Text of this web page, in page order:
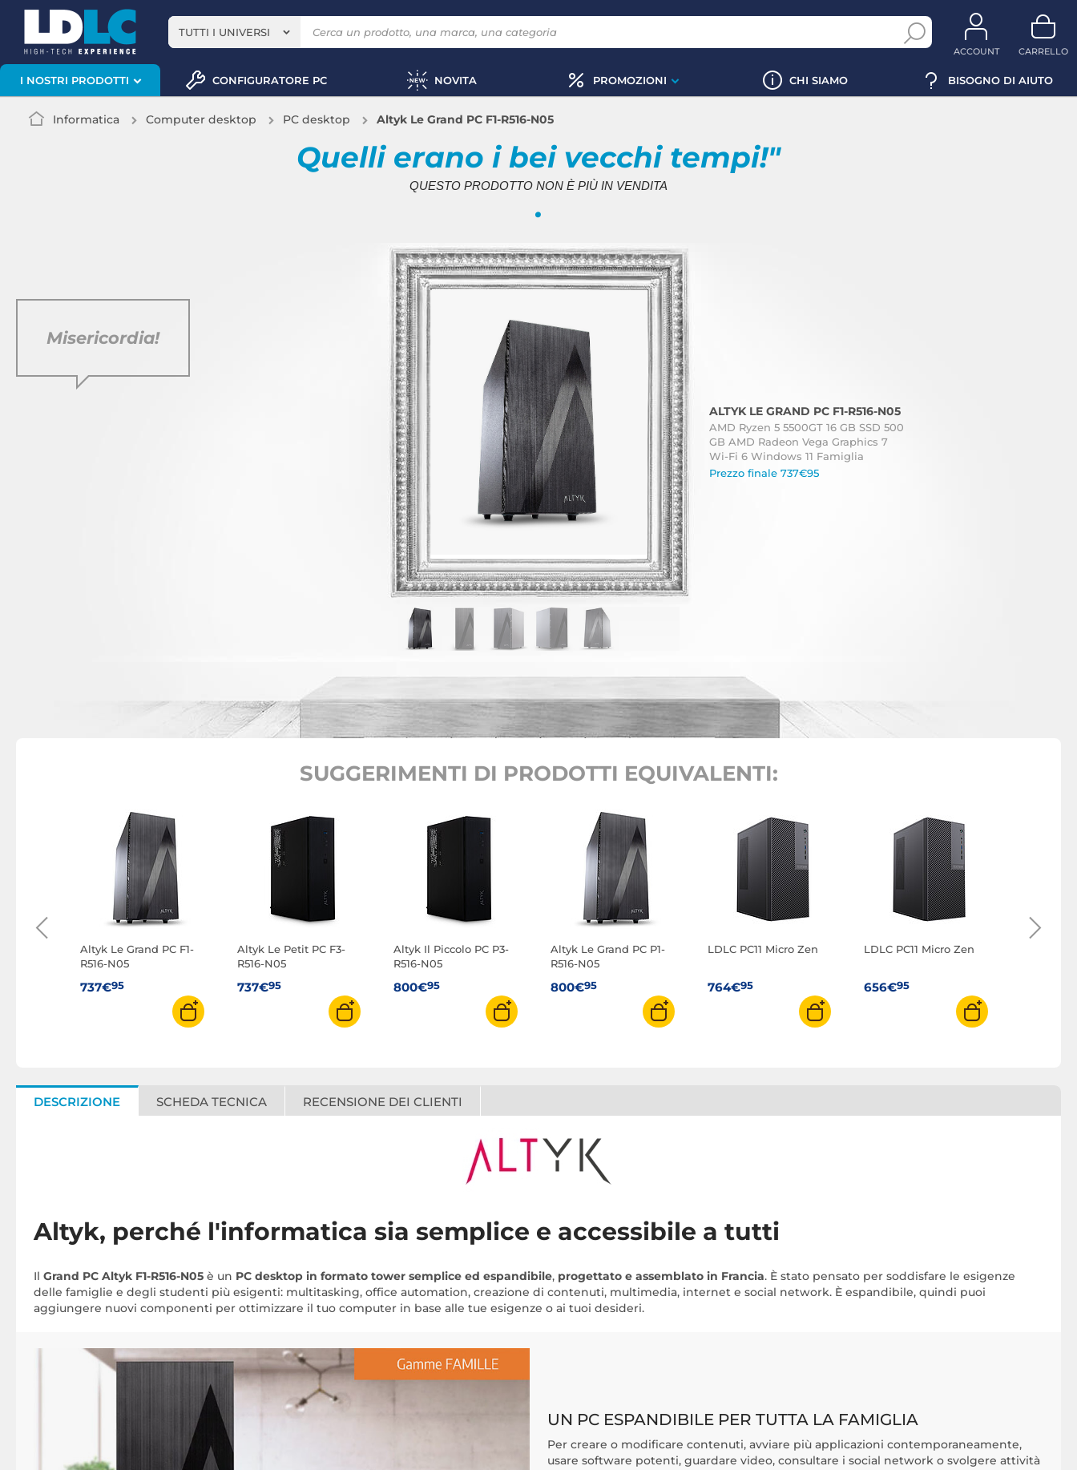
TUTTI I UNIVERSI
ACCOUNT CARRELLO
I NOSTRI PRODOTTI CONFIGURATORE PC NOVITA PROMOZIONI CHI SIAMO BISOGNO DI AIUTO
Informatica Computer desktop PC desktop Altyk Le Grand PC F1-R516-N05
Quelli erano i bei vecchi tempi!"
QUESTO PRODOTTO NON È PIÙ IN VENDITA
.
ALTYK LE GRAND PC F1-R516-N05
AMD Ryzen 5 5500GT 16 GB SSD 500
GB AMD Radeon Vega Graphics 7
Wi-Fi 6 Windows 11 Famiglia
Prezzo finale 737€95
Misericordia!
SUGGERIMENTI DI PRODOTTI EQUIVALENTI:
Altyk Le Grand PC F1-
R516-N05
737€95
Altyk Le Petit PC F3-
R516-N05
737€95
Altyk Il Piccolo PC P3-
R516-N05
800€95
Altyk Le Grand PC P1-
R516-N05
800€95
LDLC PC11 Micro Zen
764€95
LDLC PC11 Micro Zen
656€95
DESCRIZIONE SCHEDA TECNICA RECENSIONE DEI CLIENTI
Altyk, perché l'informatica sia semplice e accessibile a tutti
Il Grand PC Altyk F1-R516-N05 è un PC desktop in formato tower semplice ed espandibile, progettato e assemblato in Francia. È stato pensato per soddisfare le esigenze
delle famiglie e degli studenti più esigenti: multitasking, office automation, creazione di contenuti, multimedia, internet e social network. È espandibile, quindi puoi
aggiungere nuovi componenti per ottimizzare il tuo computer in base alle tue esigenze o ai tuoi desideri.
UN PC ESPANDIBILE PER TUTTA LA FAMIGLIA
Per creare o modificare contenuti, avviare più applicazioni contemporaneamente,
usare software potenti, guardare video, consultare i social network o svolgere attività